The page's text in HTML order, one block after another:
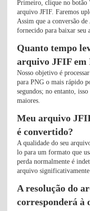
Primeiro, clique no botão
arquivo JFIF. Faremos
Assim que a conversão
fornecido para baixar seu
Quanto tempo
arquivo JFIF em
Nosso objetivo é
para PNG o mais rápido
segundos; no entanto,
maiores.
Meu arquivo
é convertido?
A qualidade do seu
lo para um formato que
perda normalmente é
arquivo significativamente
A resolução do
corresponderá à